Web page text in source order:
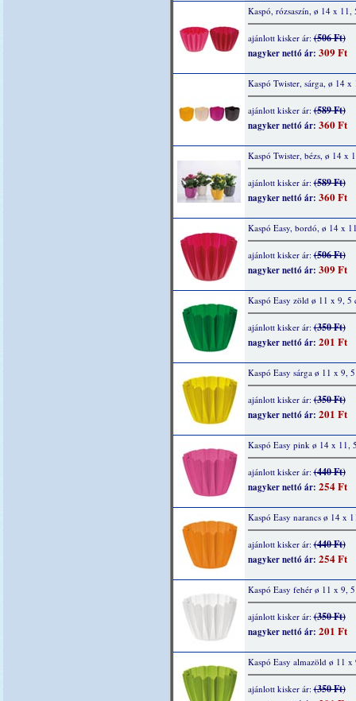
Kaspó, rózsaszín, ø 14 x 11,
ajánlott kisker ár:(506 Ft)
nagyker nettó ár: 309 Ft
Kaspó Twister, sárga, ø 14 x
ajánlott kisker ár:(589 Ft)
nagyker nettó ár: 360 Ft
Kaspó Twister, bézs, ø 14 x
ajánlott kisker ár:(589 Ft)
nagyker nettó ár: 360 Ft
Kaspó Easy, bordó, ø 14 x
ajánlott kisker ár:(506 Ft)
nagyker nettó ár: 309 Ft
Kaspó Easy zöld ø 11 x 9, 5
ajánlott kisker ár:(350 Ft)
nagyker nettó ár: 201 Ft
Kaspó Easy sárga ø 11 x 9,
ajánlott kisker ár:(350 Ft)
nagyker nettó ár: 201 Ft
Kaspó Easy pink ø 14 x 11,
ajánlott kisker ár:(440 Ft)
nagyker nettó ár: 254 Ft
Kaspó Easy narancs ø 14 x
ajánlott kisker ár:(440 Ft)
nagyker nettó ár: 254 Ft
Kaspó Easy fehér ø 11 x 9,
ajánlott kisker ár:(350 Ft)
nagyker nettó ár: 201 Ft
Kaspó Easy almazöld ø 11 x
ajánlott kisker ár:(350 Ft)